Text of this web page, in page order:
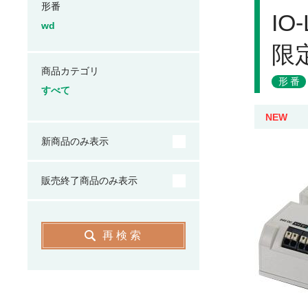
限
形番
NEW
形番
wd
商品カテゴリ
すべて
新商品のみ表示
販売終了商品のみ表示
再検索